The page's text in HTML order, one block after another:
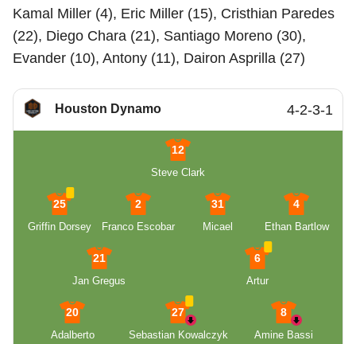
Kamal Miller (4), Eric Miller (15), Cristhian Paredes
(22), Diego Chara (21), Santiago Moreno (30),
Evander (10), Antony (11), Dairon Asprilla (27)
Houston Dynamo 4-2-3-1
12
Steve Clark
25
Griffin Dorsey
2
Franco Escobar
31
Micael
4
Ethan Bartlow
21
Jan Gregus
6
Artur
20
Adalberto
27
Sebastian Kowalczyk
8
Amine Bassi